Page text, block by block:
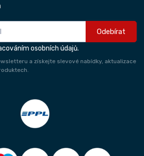
Odebírat
osobních údajů.
a získejte slevové nabídky, aktualizace